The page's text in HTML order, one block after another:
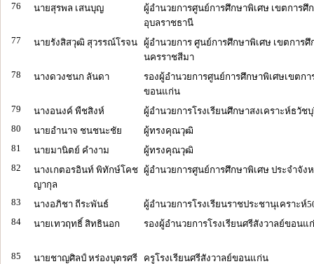
76
นายสุรพล เสนบุญ
ผู้อำนวยการศูนย์การศึกษาพิเศษ เขตการศึ
อุบลราชธานี
77
นายรังสิสวุฒิ สุวรรณ์โรจน ผู้อำนวยการ ศูนย์การศึกษาพิเศษ เขตการ
นครราชสีมา
78
นางดวงชนก ลันดา
รองผู้อำนวยการศูนย์การศึกษาพิเศษเขตก
ขอนแก่น
79
นางอนงค์ พืชสิงห์
ผู้อำนวยการโรงเรียนศึกษาสงเคราะห์ธวัช
80
นายอำนาจ ชนชนะชัย
ผู้ทรงคุณวุฒิ
81
นายมานิตย์ คำงาม
ผู้ทรงคุณวุฒิ
82
นางเกตอรอินท์ พิทักษ์โคช
ญากุล
ผู้อำนวยการศูนย์การศึกษาพิเศษ ประจำจัง
83 นางอภิชา ถีระพันธ์
ผู้อำนวยการโรงเรียนราชประชานุเคราะห์
84
นายเทวฤทธิ์ สิทธินอก รองผู้อำนวยการโรงเรียนศรีสังวาลย์ขอนแ
85 นายชาญศิลป์ หร่องบุตรศรี ครูโรงเรียนศรีสังวาลย์ขอนแก่น